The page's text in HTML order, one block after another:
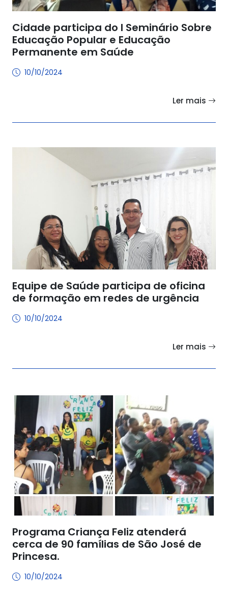
Cidade participa do I Seminário Sobre
Educação Popular e Educação
Permanente em Saúde
10/10/2024
Ler mais
Equipe de Saúde participa de oficina
de formação em redes de urgência
10/10/2024
Ler mais
Programa Criança Feliz atenderá
cerca de 90 famílias de São José de
Princesa.
10/10/2024